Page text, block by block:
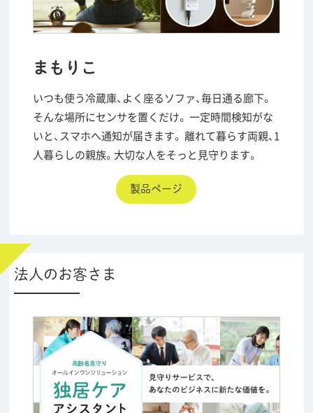
まもりこ
いつも使う冷蔵庫、よく座るソファ、毎日通る廊下。
そんな場所にセンサを置くだけ。 一定時間検知がな
いと、スマホへ通知が届きます。 離れて暮らす両親、1
人暮らしの親族。大切な人をそっと見守ります。
製品ページ
法人のお客さま